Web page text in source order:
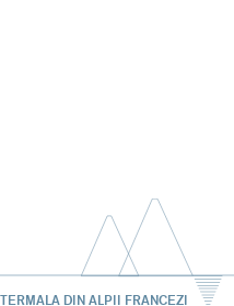
DIN ALPII FRANCEZI